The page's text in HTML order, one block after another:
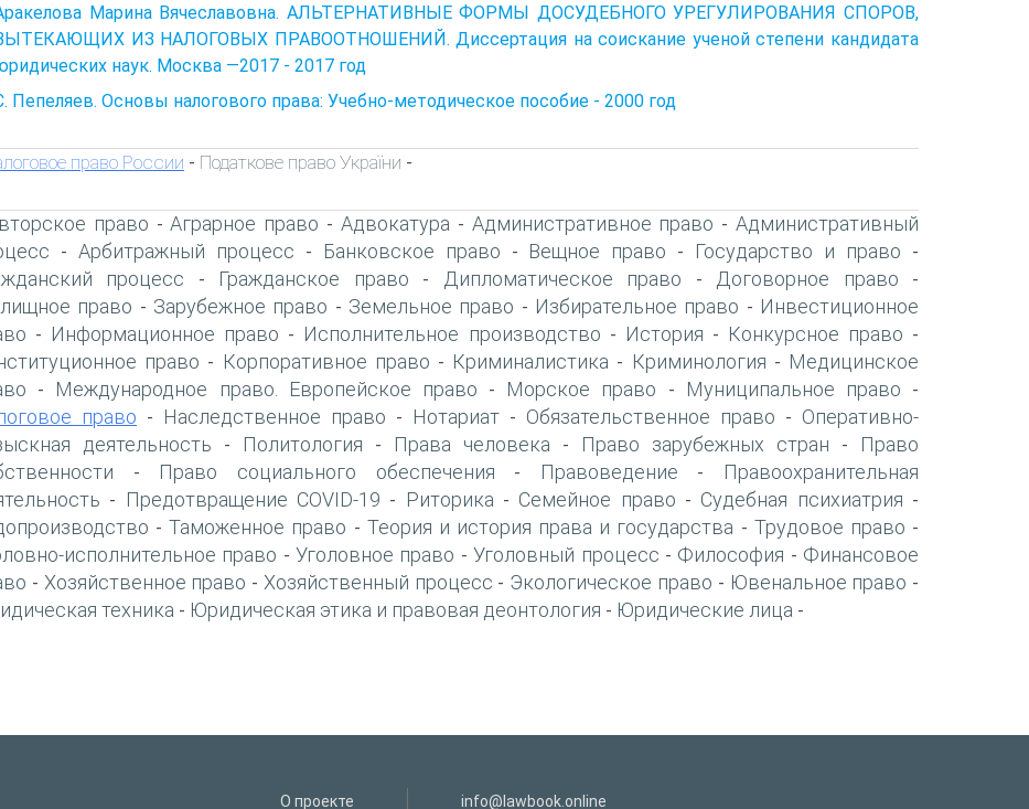
Марина Вячеславовна. АЛЬТЕРНАТИВНЫЕ ФОРМЫ ДОСУДЕБНОГО УРЕГУЛИРОВАНИЯ СПОРОВ,
ИЗ НАЛОГОВЫХ ПРАВООТНОШЕНИЙ. Диссертация на соискание ученой степени кандидата
наук. Москва —2017 - 2017 год
Пепеляев. Основы налогового права: Учебно-методическое пособие - 2000 год
право России - Податкове право України -
право -Аграрное право - Адвокатура - Административное право -Административный
- Арбитражный процесс - Банковское право - Вещное право - Государство и право -
процесс - Гражданское право - Дипломатическое право - Договорное право -
право - Зарубежное право - Земельное право - Избирательное право - Инвестиционное
- Информационное право - Исполнительное производство - История - Конкурсное право -
право - Корпоративное право - Криминалистика - Криминология - Медицинское
- Международное право. Европейское право - Морское право - Муниципальное право -
право - Наследственное право - Нотариат - Обязательственное право - Оперативно-
деятельность - Политология - Права человека - Право зарубежных стран -
Право
- Право социального обеспечения - Правоведение -
Правоохранительная
- Предотвращение COVID-19 - Риторика - Семейное право - Судебная психиатрия -
-Таможенное право - Теория и история права и государства - Трудовое право -
исполнительное право -Уголовное право -Уголовный процесс - Философия - Финансовое
- Хозяйственное право - Хозяйственный процесс - Экологическое право - Ювенальное право -
техника - Юридическая этика и правовая деонтология - Юридические лица -
О проекте info@lawbook.online